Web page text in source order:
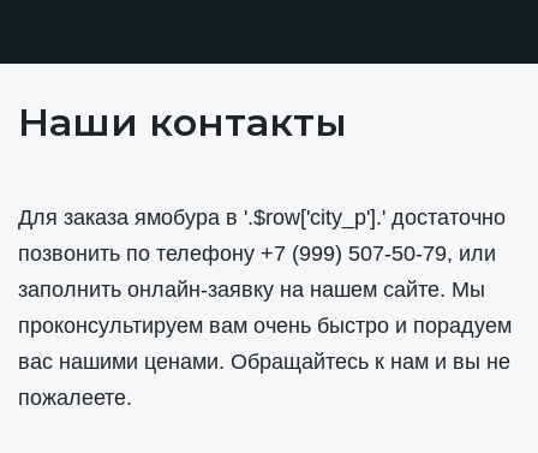
Наши контакты
Для заказа ямобура в '.$row['city_p'].' достаточно
позвонить по телефону +7 (999) 507-50-79, или
заполнить онлайн-заявку на нашем сайте. Мы
проконсультируем вам очень быстро и порадуем
вас нашими ценами. Обращайтесь к нам и вы не
пожалеете.